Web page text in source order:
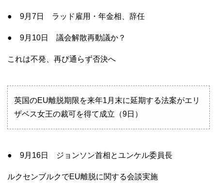
● 9月7日 ラッド雇用・年金相、辞任
● 9月10日 議会解散再動議か？
これは不発、再び通らず否決へ
英国のEU離脱期限を来年1月末に延期する法案がエリ
ザベス女王の裁可を得て成立（9日）
● 9月16日 ジョンソン首相とユンケル委員長
ルクセンブルクでEU離脱に関する会談実施